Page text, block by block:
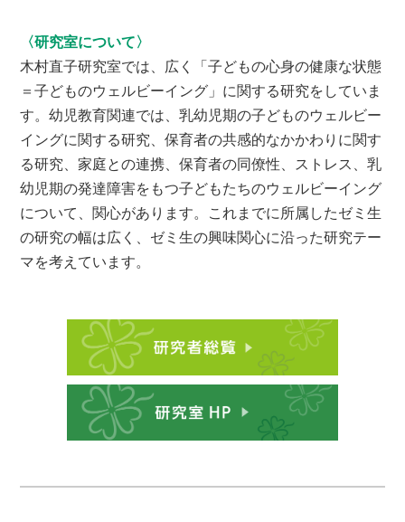
〈研究室について〉
木村直子研究室では、広く「子どもの心身の健康な状態
＝子どものウェルビーイング」に関する研究をしていま
す。幼児教育関連では、乳幼児期の子どものウェルビー
イングに関する研究、保育者の共感的なかかわりに関す
る研究、家庭との連携、保育者の同僚性、ストレス、乳
幼児期の発達障害をもつ子どもたちのウェルビーイング
について、関心があります。これまでに所属したゼミ生
の研究の幅は広く、ゼミ生の興味関心に沿った研究テー
マを考えています。